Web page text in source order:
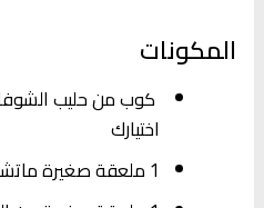
المكونات
كوب من حليب
اختيارك
1 ملعقة صغيرة ماتشا